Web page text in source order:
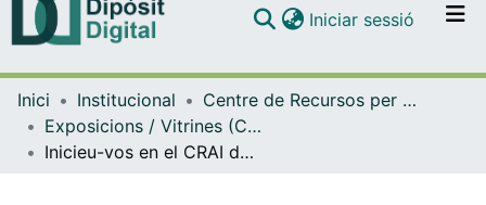
Navega per tot el DD
Com publicar
Iniciar sessió (current)
Inici Institucional
Centre de Recursos per a l'Aprenentatge i la Investigació (CRAI-UB) - Institucional
Exposicions / Vitrines (CRAI-UB)
Inicieu-vos en el CRAI de la UB. (Setembre 2019)